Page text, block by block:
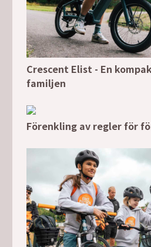
Crescent Elist - En
familjen
Förenkling av regler för